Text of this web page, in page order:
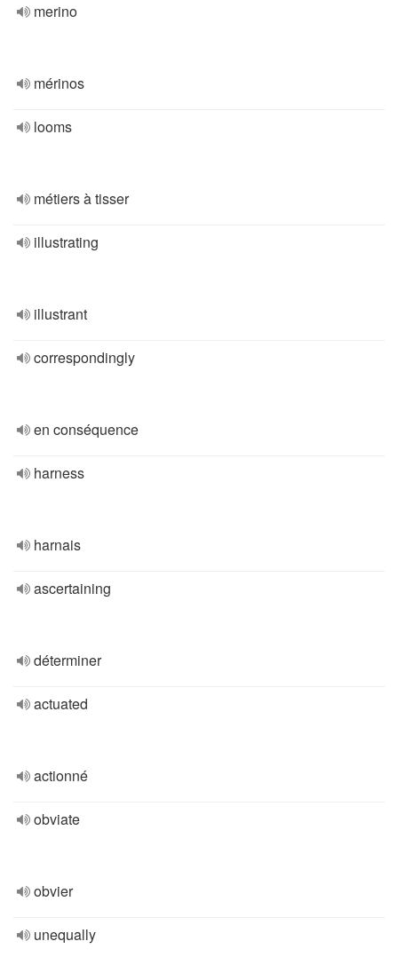
merino
mérinos
looms
métiers à tisser
illustrating
illustrant
correspondingly
en conséquence
harness
harnais
ascertaining
déterminer
actuated
actionné
obviate
obvier
unequally